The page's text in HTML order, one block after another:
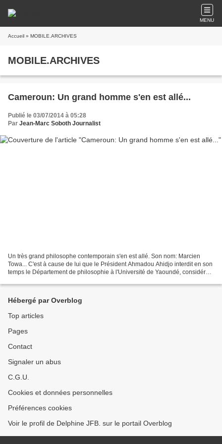
MENU
Accueil » MOBILE.ARCHIVES
MOBILE.ARCHIVES
Cameroun: Un grand homme s'en est allé...
Publié le 03/07/2014 à 05:28
Par Jean-Marc Soboth Journalist
Un très grand philosophe contemporain s'en est allé. Son nom: Marcien
Towa... C'est à cause de lui que le Président Ahmadou Ahidjo interdit en son
temps le Département de philosophie à l'Université de Yaoundé, considéré
Hébergé par Overblog
Top articles
Pages
Contact
Signaler un abus
C.G.U.
Cookies et données personnelles
Préférences cookies
Voir le profil de Delphine JFB. sur le portail Overblog